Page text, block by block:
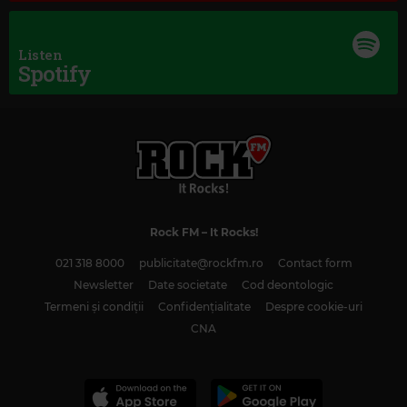
Rock Ballads
BON JOVI–BLAZE OF GLORY
Rock 80s & 90s
Listen
Spotify
Rock FM– It Rocks!
021 318 8000 publicitate@rockfm.ro
Contact form
Newsletter
Date societate
Cod deontologic
Termeni și condiții
Confidențialitate
Despre cookie-uri
CNA